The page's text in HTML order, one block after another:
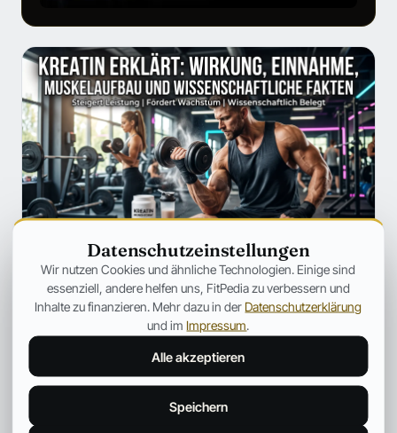
SUPPLEMENTS
Kreatin erklärt: Wirkung, Einnahme,
Muskelaufbau und wissenschaftliche
Informationen über Kreatin dar. Erklärt werden: Wirkung,
Einnahme, Muskelaufbau und wissenschaftliche Fakten
03. Aug. 2026 34 Min.
Datenschutzeinstellungen
Wir nutzen Cookies und ähnliche Technologien. Einige sind
essenziell, andere helfen uns, FitPedia zu verbessern und
Inhalte zu finanzieren. Mehr dazu in der Datenschutzerklärung
und im Impressum.
Alle akzeptieren
Speichern